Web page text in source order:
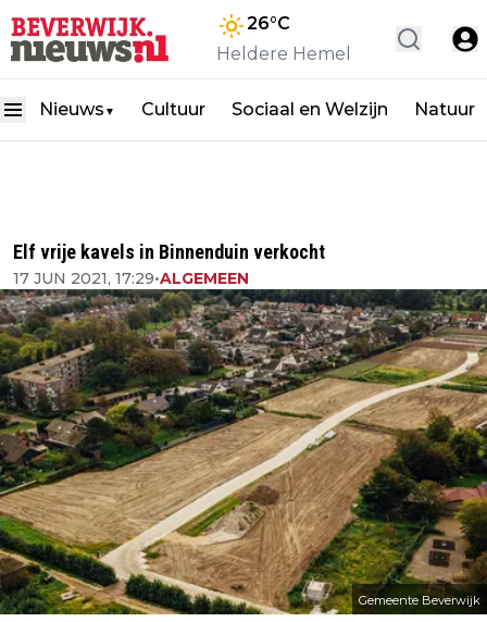
26°C
Heldere Hemel
Nieuws ▼ Cultuur Sociaal en Welzijn Natuur
Elf vrije kavels in Binnenduin verkocht
17 JUN 2021, 17:29•ALGEMEEN
Gemeente Beverwijk